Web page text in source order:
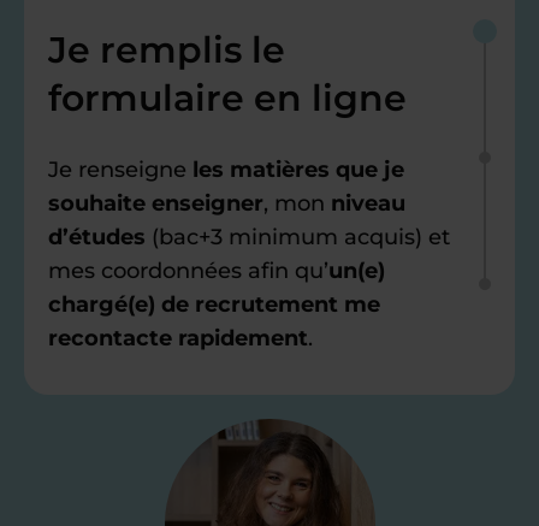
Je remplis le
formulaire en ligne
Je renseigne les matières que je
souhaite enseigner, mon niveau
d’études (bac+3 minimum acquis) et
mes coordonnées afin qu’un(e)
chargé(e) de recrutement me
recontacte rapidement.
Je valide ma